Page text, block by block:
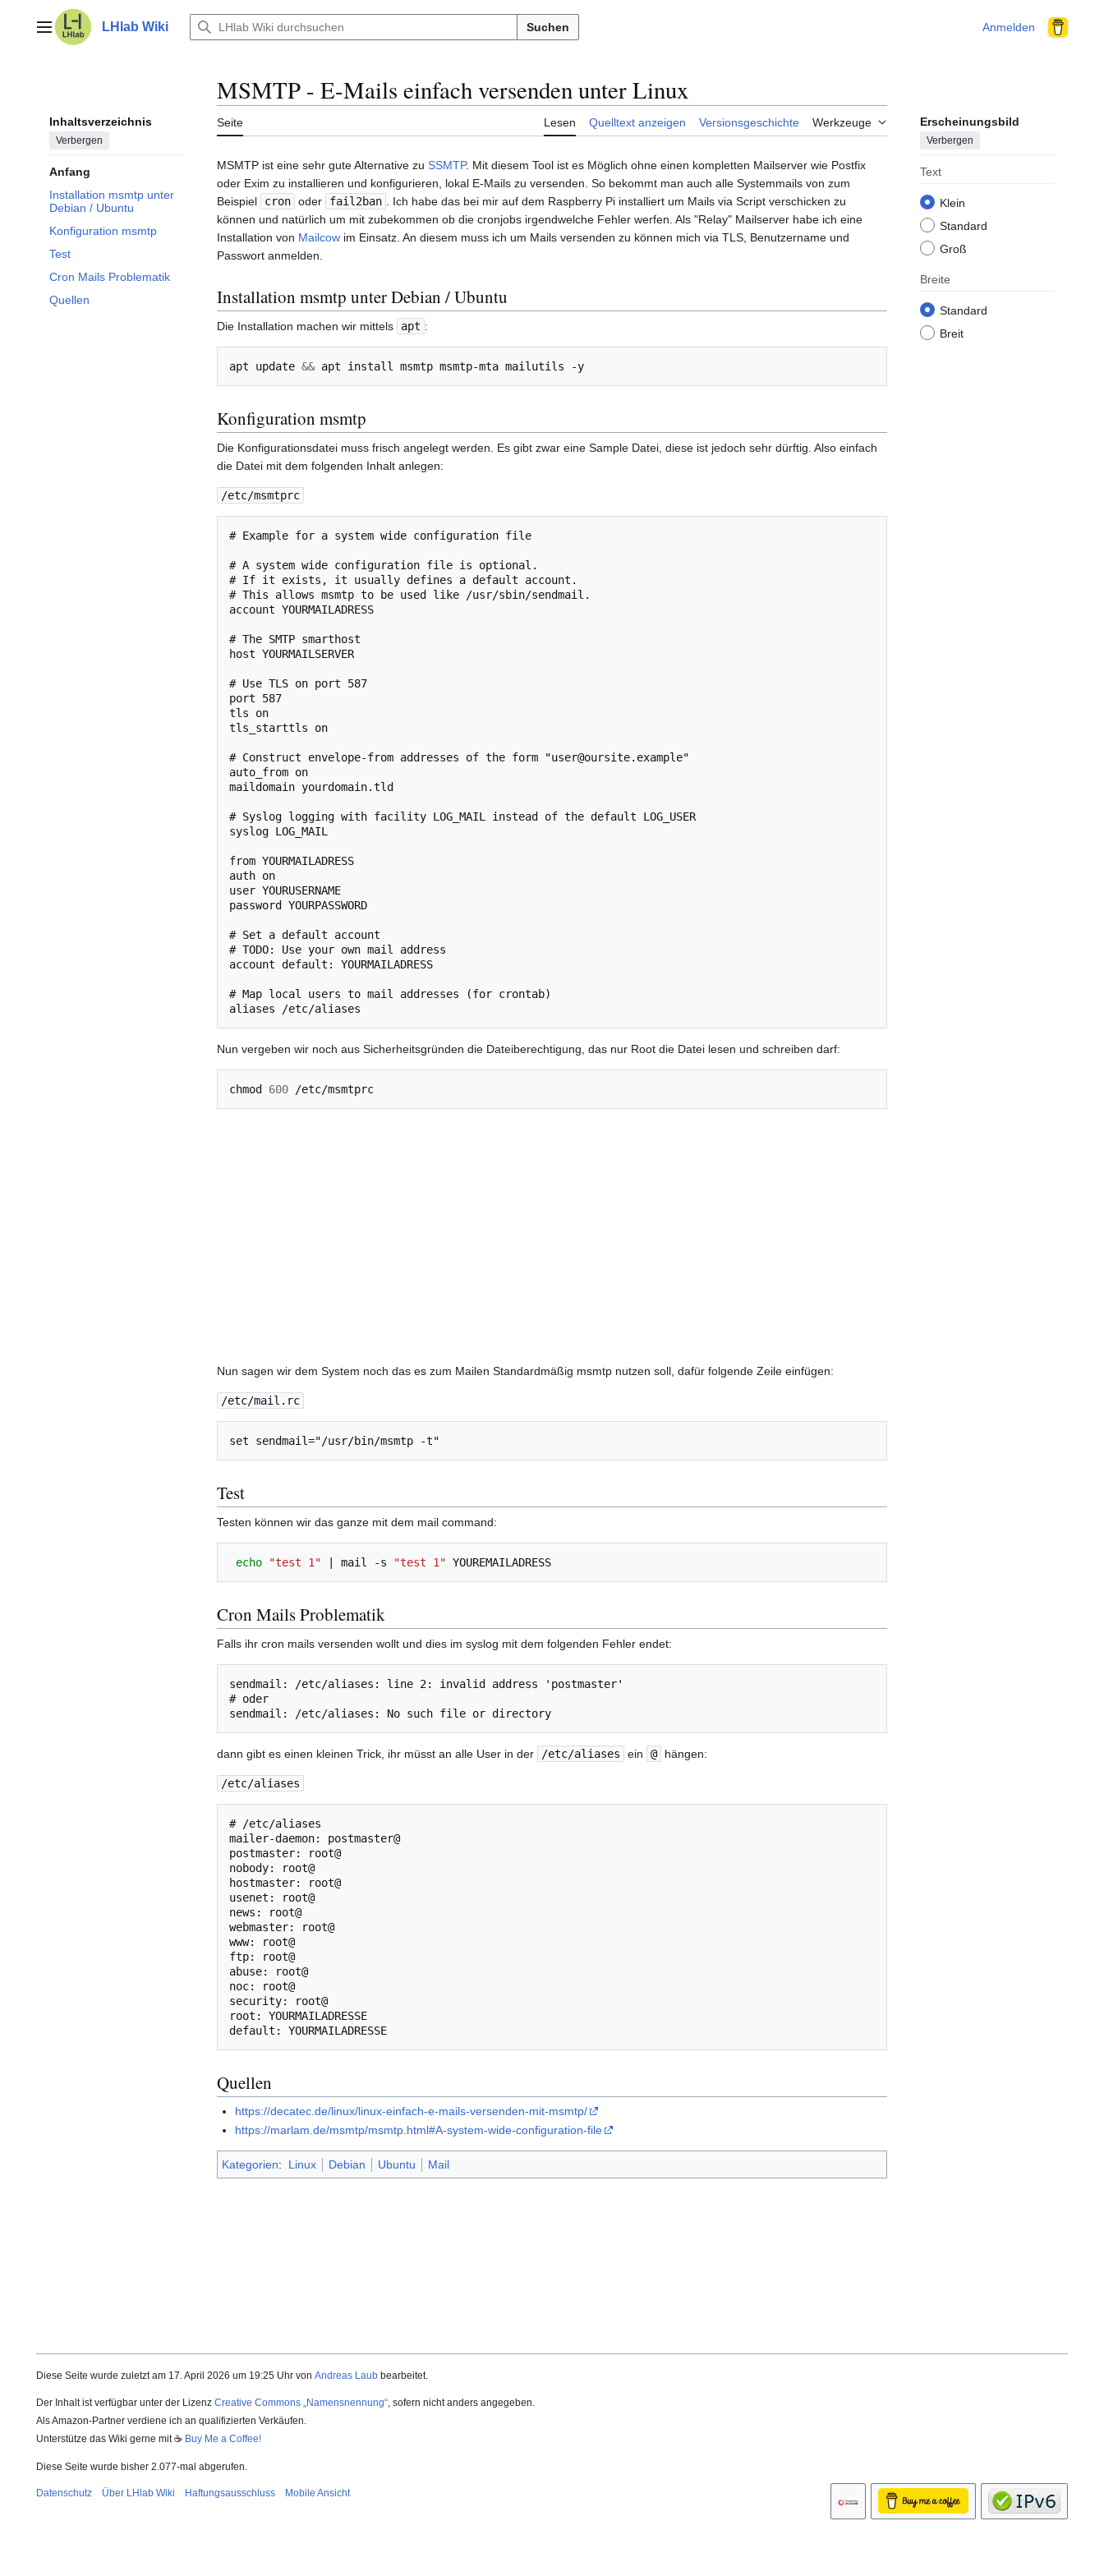
springenHauptmenüLHlab Wiki Suchen Anmelden
Inhaltsverzeichnis
Verbergen
Anfang
Installation msmtp unter
Debian / Ubuntu
Konfiguration msmtp
Test
Cron Mails Problematik
Quellen
MSMTP - E-Mails einfach versenden unter Linux
Seite Lesen Quelltext anzeigen Versionsgeschichte Werkzeuge Erscheinungsbild
Verbergen
Text
Klein
Standard
Groß
Breite
Standard
Breit
MSMTP ist eine sehr gute Alternative zu SSMTP. Mit diesem Tool ist es Möglich ohne einen kompletten Mailserver wie Postfix
oder Exim zu installieren und konfigurieren, lokal E-Mails zu versenden. So bekommt man auch alle Systemmails von zum
Beispiel
cron oder fail2ban
. Ich habe das bei mir auf dem Raspberry Pi installiert um Mails via Script verschicken zu
können und natürlich um mit zubekommen ob die cronjobs irgendwelche Fehler werfen. Als "Relay" Mailserver habe ich eine
Installation von Mailcow im Einsatz. An diesem muss ich um Mails versenden zu können mich via TLS, Benutzername und
Passwort anmelden.
Installation msmtp unter Debian / Ubuntu
Die Installation machen wir mittels apt :
apt update && apt install msmtp msmtp-mta mailutils
Konfiguration msmtp
Die Konfigurationsdatei muss frisch angelegt werden. Es gibt zwar eine Sample Datei, diese ist jedoch sehr dürftig. Also einfach
die Datei mit dem folgenden Inhalt anlegen:
/etc/msmtprc
# Example for a system wide configuration file
# A system wide configuration file is optional.
# If it exists, it usually defines a default account.
# This allows msmtp to be used like /usr/sbin/sendmail.
account YOURMAILADRESS
# The SMTP smarthost
host YOURMAILSERVER
# Use TLS on port 587
port 587
tls on
tls_starttls on
# Construct envelope-from addresses of the form "user@oursite.example"
auto_from on
maildomain yourdomain.tld
# Syslog logging with facility LOG_MAIL instead of the default LOG_USER
syslog LOG_MAIL
from YOURMAILADRESS
auth on
user YOURUSERNAME
password YOURPASSWORD
# Set a default account
# TODO: Use your own mail address
account default: YOURMAILADRESS
# Map local users to mail addresses (for crontab)
Nun vergeben wir noch aus Sicherheitsgründen die Dateiberechtigung, das nur Root die Datei lesen und schreiben darf:
chmod 600
Nun sagen wir dem System noch das es zum Mailen Standardmäßig msmtp nutzen soll, dafür folgende Zeile einfügen:
/etc/mail.rc
Test
Testen können wir das ganze mit dem mail command:
echo "test 1" mail -s "test 1"
Cron Mails Problematik
Falls ihr cron mails versenden wollt und dies im syslog mit dem folgenden Fehler endet:
sendmail: /etc/aliases: line 2: invalid address 'postmaster'
# oder
dann gibt es einen kleinen Trick, ihr müsst an alle User in der /etc/aliases ein @ hängen:
/etc/aliases
# /etc/aliases
mailer-daemon: postmaster@
postmaster: root@
nobody: root@
hostmaster: root@
usenet: root@
news: root@
webmaster: root@
www: root@
ftp: root@
abuse: root@
noc: root@
security: root@
root: YOURMAILADRESSE
Quellen
https://decatec.de/linux/linux-einfach-e-mails-versenden-mit-msmtp/
https://marlam.de/msmtp/msmtp.html#A-system-wide-configuration-file
Kategorien: Linux Debian Ubuntu Mail
Diese Seite wurde zuletzt am 17. April 2026 um 19:25 Uhr von Andreas Laub bearbeitet.
Der Inhalt ist verfügbar unter der Lizenz Creative Commons „Namensnennung“ , sofern nicht anders angegeben.
Als Amazon-Partner verdiene ich an qualifizierten Verkäufen.
Unterstütze das Wiki gerne mit ☕ Buy Me a Coffee!
Diese Seite wurde bisher 2.077-mal abgerufen.
Datenschutz Über LHlab Wiki Haftungsausschluss Mobile Ansicht